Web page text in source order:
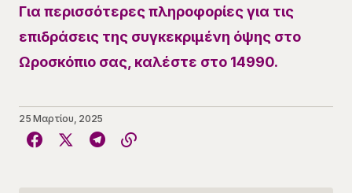
Για περισσότερες πληροφορίες για τις
επιδράσεις της συγκεκριμένη όψης στο
Ωροσκόπιο σας, καλέστε στο 14990.
25 Μαρτίου, 2025